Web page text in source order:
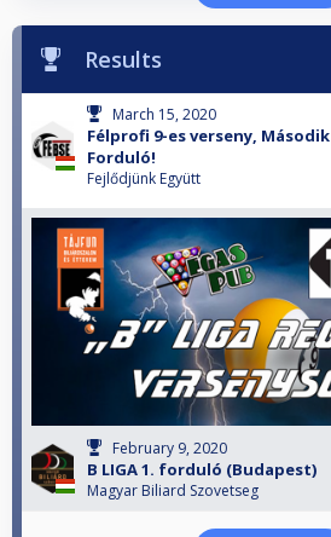
Results
March 15, 2020
Félprofi 9-es verseny, Második
Forduló!
Fejlődjünk Együtt
February 9, 2020
B LIGA 1. forduló (Budapest)
Magyar Biliard Szovetseg